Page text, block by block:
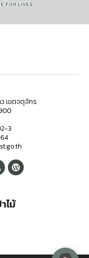
เขตจตุจักร
3
ไม้